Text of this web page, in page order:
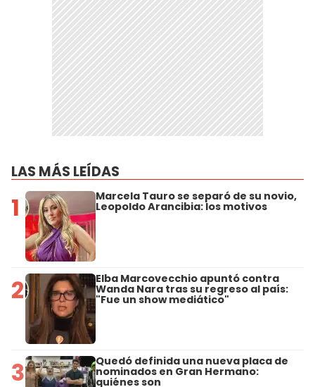
LAS MÁS LEÍDAS
1 Marcela Tauro se separó de su novio,
Leopoldo Arancibia: los motivos
2 Elba Marcovecchio apuntó contra
Wanda Nara tras su regreso al país:
"Fue un show mediático"
3 Quedó definida una nueva placa de
nominados en Gran Hermano:
quiénes son